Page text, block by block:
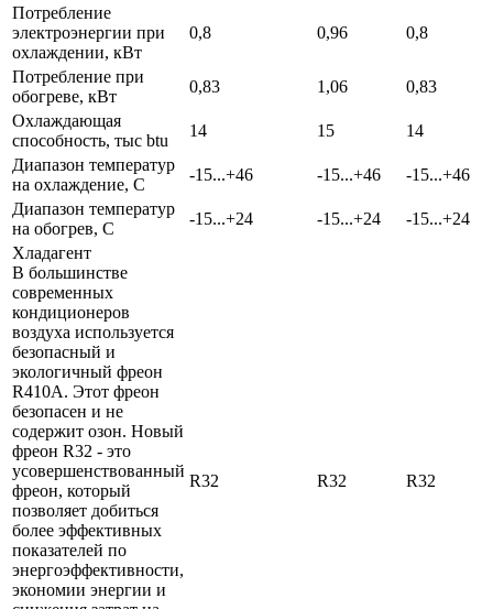
Потребление
электроэнергии при
охлаждении, кВт
0,8 0,96 0,8
Потребление при
обогреве, кВт
0,83 1,06
0,83
Охлаждающая
способность, тыс btu
14 15
14
Диапазон температур
на охлаждение, С
-15...+46 -15...+46
-15...+46
Диапазон температур
на обогрев, С
-15...+24 -15...+24
-15...+24
Хладагент
В большинстве
современных
кондиционеров
воздуха используется
безопасный и
экологичный фреон
R410A. Этот фреон
безопасен и не
содержит озон. Новый
фреон R32 - это
усовершенствованный
фреон, который
позволяет добиться
более эффективных
показателей по
энергоэффективности,
экономии энергии и
R32 R32 R32